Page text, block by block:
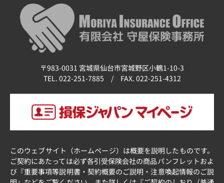
〒983-0031 宮城県仙台市宮城野区小鶴1-10-3
TEL. 022-251-7885 / FAX. 022-251-4312
このウェブサイト（ホームページ）は概要を説明したものです。
ご契約にあたっては必ず各引受保険会社の商品パンフレットおよ
び『重要事項等説明書・契約概要のご説明・注意喚起情報のご説